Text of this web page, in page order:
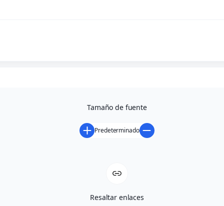
Tamaño de fuente
Predeterminado
Resaltar enlaces